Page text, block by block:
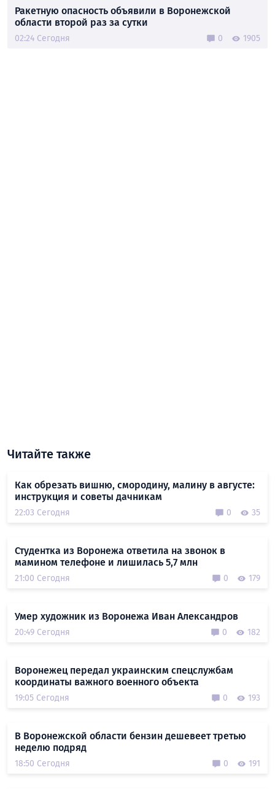
Ракетную опасность объявили в Воронежской
области второй раз за сутки
02:24 Сегодня 0 1905
Читайте также
Как обрезать вишню, смородину, малину в августе:
инструкция и советы дачникам
22:03 Сегодня 0 35
Студентка из Воронежа ответила на звонок в
мамином телефоне и лишилась 5,7 млн
21:00 Сегодня 0 179
Умер художник из Воронежа Иван Александров
20:49 Сегодня 0 182
Воронежец передал украинским спецслужбам
координаты важного военного объекта
19:05 Сегодня 0 193
В Воронежской области бензин дешевеет третью
неделю подряд
18:50 Сегодня 0 191